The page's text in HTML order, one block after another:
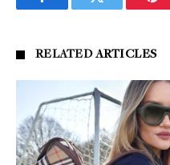
FacebookTwitter
RELATEDARTICLES